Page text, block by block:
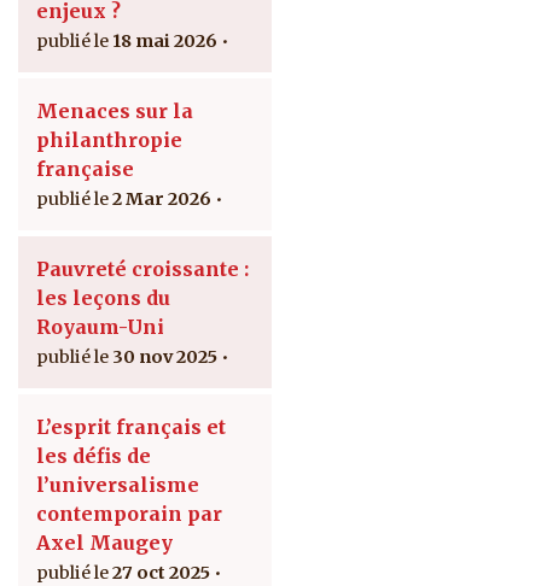
enjeux ?
18 mai 2026
Menaces sur la
philanthropie
française
2 Mar 2026
Pauvreté croissante :
les leçons du
Royaum-Uni
30 nov 2025
L’esprit français et
les défis de
l’universalisme
contemporain par
Axel Maugey
27 oct 2025